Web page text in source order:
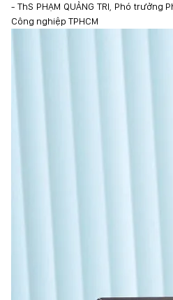
- ThS PHẠM QUẢNG TRI, Phó
Công nghiệp TPHCM